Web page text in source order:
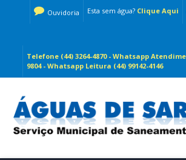
Esta sem água? Clique Aqui
Ouvidoria
Telefone (44) 3264-4870 - Whatsapp
9804 - Whatsapp Leitura (44) 99142-4146